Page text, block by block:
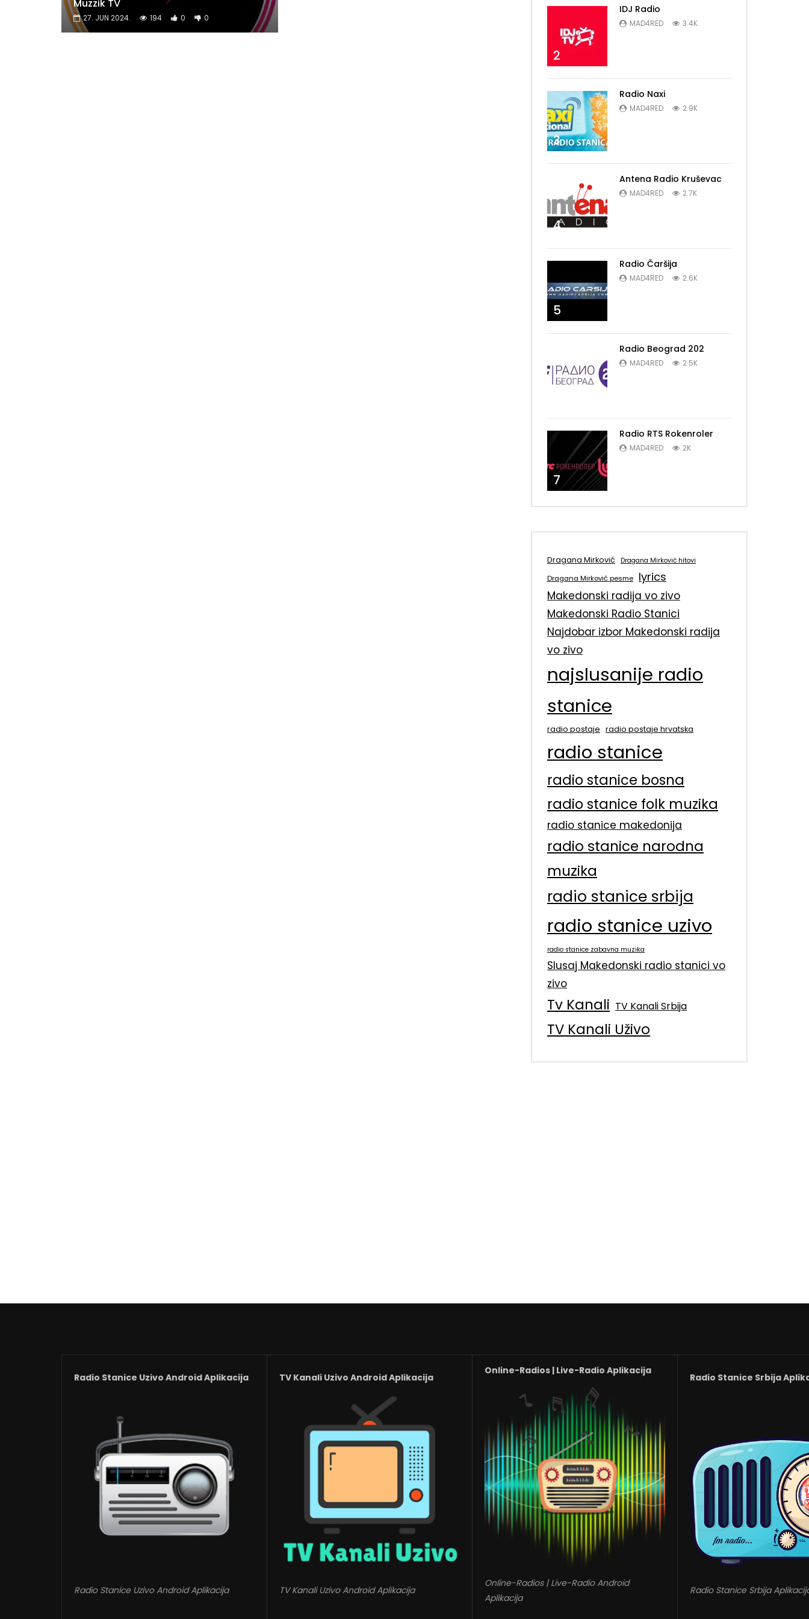
Muzzik TV
27. JUN 2024. 194 0 0
2
IDJ Radio
MAD4RED 3.4K
3
Radio Naxi
MAD4RED 2.9K
4
Antena Radio Kruševac
MAD4RED 2.7K
5
Radio Čaršija
MAD4RED 2.6K
Radio Beograd 202
MAD4RED 2.5K
7
Radio RTS Rokenroler
MAD4RED 2K
Dragana Mirković Dragana Mirković hitovi
Dragana Mirković pesme lyrics
Makedonski radija vo zivo
Makedonski Radio Stanici
Najdobar izbor Makedonski radija
vo zivo
najslusanije radio
stanice
radio postaje radio postaje hrvatska
radio stanice
radio stanice bosna
radio stanice folk muzika
radio stanice makedonija
radio stanice narodna
muzika
radio stanice srbija
radio stanice uzivo
radio stanice zabavna muzika
Slusaj Makedonski radio stanici vo
zivo
Tv Kanali TV Kanali Srbija
TV Kanali Uživo
Radio Stanice Uzivo Android Aplikacija
Radio Stanice Uzivo Android Aplikacija
TV Kanali Uzivo Android Aplikacija
TV Kanali Uzivo Android Aplikacija
Online-Radios | Live-Radio Aplikacija
Online-Radios | Live-Radio Android
Aplikacija
Radio Stanice Srbija
Radio Stanice Srbija